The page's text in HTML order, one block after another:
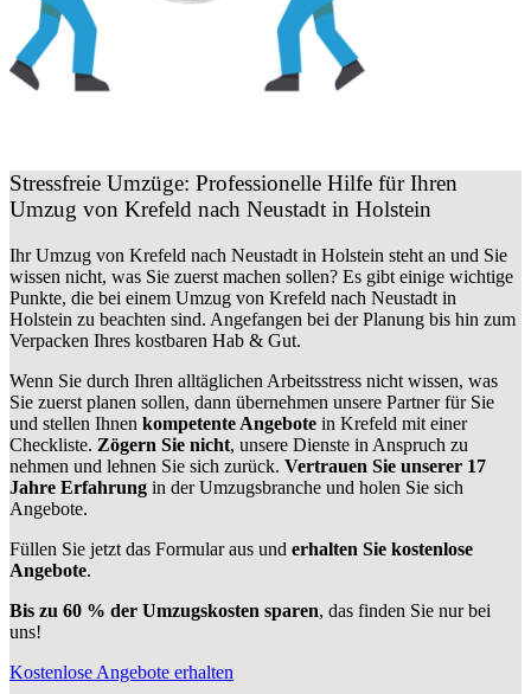
Stressfreie Umzüge: Professionelle Hilfe für Ihren
Umzug von Krefeld nach Neustadt in Holstein
Ihr Umzug von Krefeld nach Neustadt in Holstein steht an und Sie
wissen nicht, was Sie zuerst machen sollen? Es gibt einige wichtige
Punkte, die bei einem Umzug von Krefeld nach Neustadt in
Holstein zu beachten sind. Angefangen bei der Planung bis hin zum
Verpacken Ihres kostbaren Hab & Gut.
Wenn Sie durch Ihren alltäglichen Arbeitsstress nicht wissen, was
Sie zuerst planen sollen, dann übernehmen unsere Partner für Sie
und stellen Ihnen kompetente Angebote in Krefeld mit einer
Checkliste. Zögern Sie nicht, unsere Dienste in Anspruch zu
nehmen und lehnen Sie sich zurück. Vertrauen Sie unserer 17
Jahre Erfahrung in der Umzugsbranche und holen Sie sich
Angebote.
Füllen Sie jetzt das Formular aus und erhalten Sie kostenlose
Angebote.
Bis zu 60 % der Umzugskosten sparen, das finden Sie nur bei
uns!
Kostenlose Angebote erhalten